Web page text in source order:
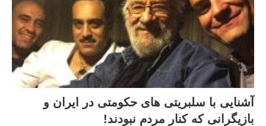
آشنایی با سلبریتی های حکومتی در ایران و
بازیگرانی که کنار مردم نبودند!